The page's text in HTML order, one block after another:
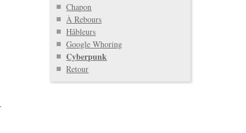
Chapon
À Rebours
Hâbleurs
Google Whoring
Cyberpunk
Retour